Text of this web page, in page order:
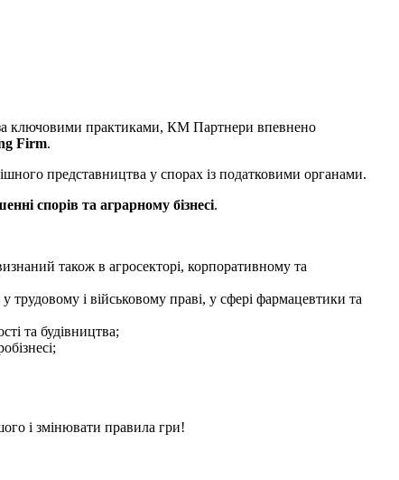
за ключовими практиками, КМ Партнери впевнено
Firm.
представництва у спорах із податковими органами.
спорів та аграрному бізнесі.
також в агросекторі, корпоративному та
трудовому і військовому праві, у сфері фармацевтики та
та будівництва;
і змінювати правила гри!